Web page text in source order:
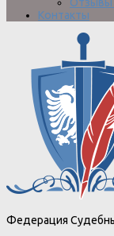
Отзывы
Контакты
Федерация